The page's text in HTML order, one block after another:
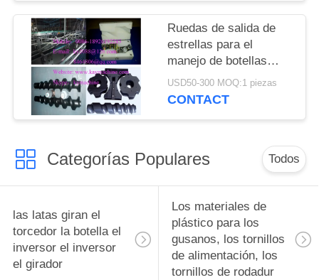
de fabricantes
Ruedas de salida de
estrellas para el
manejo de botellas
piezas de repuesto
Guías de selección de
USD50-300 MOQ:1 piezas
CONTACT
Categorías Populares Todos
las latas giran el
torcedor la botella el
inversor el inversor
el girador
Los materiales de
plástico para los
gusanos, los tornillos
de alimentación, los
tornillos de rodadur